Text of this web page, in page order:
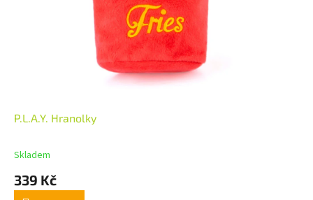
P.L.A.Y. Hranolky
Skladem
339 Kč